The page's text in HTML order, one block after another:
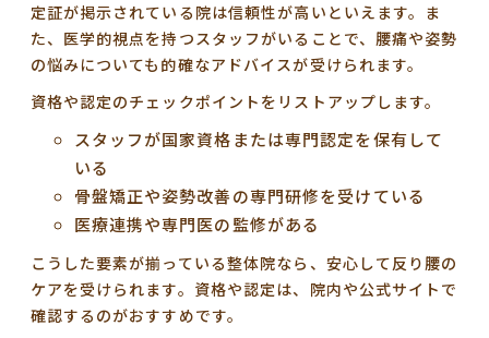
定証が掲示されている院は信頼性が高いといえます。ま
た、医学的視点を持つスタッフがいることで、腰痛や姿勢
の悩みについても的確なアドバイスが受けられます。
資格や認定のチェックポイントをリストアップします。
スタッフが国家資格または専門認定を保有して
いる
骨盤矯正や姿勢改善の専門研修を受けている
医療連携や専門医の監修がある
こうした要素が揃っている整体院なら、安心して反り腰の
ケアを受けられます。資格や認定は、院内や公式サイトで
確認するのがおすすめです。